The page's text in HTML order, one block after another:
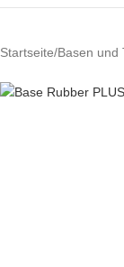
Startseite/Basen und